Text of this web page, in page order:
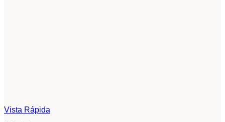
Vista Rápida